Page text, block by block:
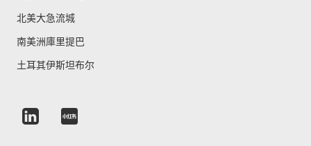
北美大急流城
南美洲庫里提巴
土耳其伊斯坦布尔